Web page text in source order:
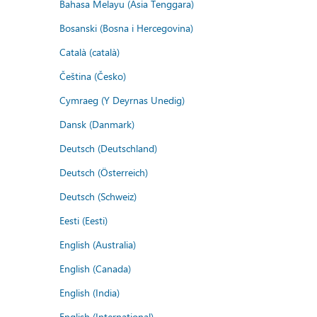
Bahasa Melayu (Asia Tenggara)
Bosanski (Bosna i Hercegovina)
Català (català)
Čeština (Česko)
Cymraeg (Y Deyrnas Unedig)
Dansk (Danmark)
Deutsch (Deutschland)
Deutsch (Österreich)
Deutsch (Schweiz)
Eesti (Eesti)
English (Australia)
English (Canada)
English (India)